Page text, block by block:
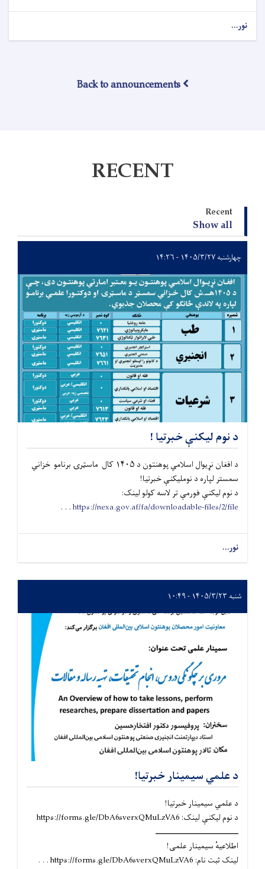
نور...
Back to announcements
RECENT
Recent
Show all
چهارشنبه ۱۴۰۵/۳/۲۷ - ۱۴:۲۶
د نوم لیکنې خبرتیا !
د افغان نړیوال اسلامي پوهنتون د ۱۴۰۵ کال ماسټرۍ برنامو خزاني
سمستر لپاره د نومليکنې خبرتیا!
د نوم لیکنې فورمې تر لاسه کولو لینک:
https://nexa.gov.af/fa/downloadable-files/2/file
. . .
نور...
شنبه ۱۴۰۵/۳/۲۳ - ۱۰:۴۹
د علمي سیمینار خبرتیا!
د علمي سیمینار خبرتیا!
د نوم لیکنې لینک: https://forms.gle/DbA6sverxQMuLzVA6
ـــــــــــــــــــــــــــــــــــ
اطلاعیهٔ سیمینار علمی!
لینک ثبت نام: https://forms.gle/DbA6sverxQMuLzVA6 . . .